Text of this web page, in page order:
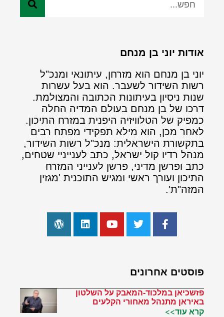
אודות יוני בן מנחם
יוני בן מנחם הוא מזרחן, עיתונאי ומנכ"ל
רשות השידור לשעבר. הוא בעל עשרות
שנות ניסיון בעיתונות הכתובה והמצולמת.
דרכו של בן מנחם בעולם המדיה החלה
כמפיק של הטלוויזיה היפנית במזרח התיכון.
לאחר מכן, הוא מילא תפקידי מפתח רבים
בתקשורת הישראלית: מנכ"ל רשות השידור,
מנהל רדיו קול ישראל, כתב לענייניי שטחים,
כתב ופרשן מדיני, פרשן לענייני המזרח
התיכון ועורך ראשי ומגיש התוכנית 'מגזין
המזה"ת'.
פוסטים אחרונים
פזשכיאן במלכוד-המאבק על השלטון
באיראן מתנהל מאחורי הקלעים
קרא עוד>>